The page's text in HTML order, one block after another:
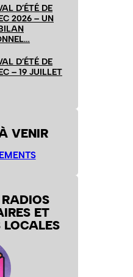
D’ÉTÉ DE
2026 – UN
D’ÉTÉ DE
– 19 JUILLET
VENIR
ET
LOCALES